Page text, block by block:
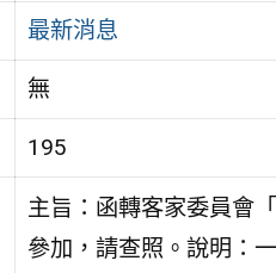
最新消息
無
195
主旨：函轉客家委員會
參加，請查照。說明：